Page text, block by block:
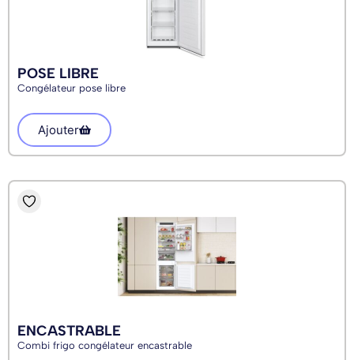
POSE LIBRE
Congélateur pose libre
Ajouter
ENCASTRABLE
Combi frigo congélateur encastrable